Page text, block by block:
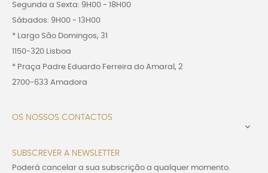
Segunda a Sexta: 9H00 - 18H00
Sábados: 9H00 - 13H00
* Largo São Domingos, 31
1150-320 Lisboa
* Praça Padre Eduardo Ferreira do Amaral, 2
2700-633 Amadora
OS NOSSOS CONTACTOS

SUBSCREVER A NEWSLETTER
Poderá cancelar a sua subscrição a qualquer momento.